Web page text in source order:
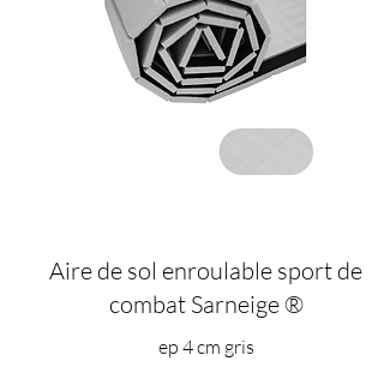
Aire de sol enroulable sport de
combat Sarneige ®
ep 4 cm gris